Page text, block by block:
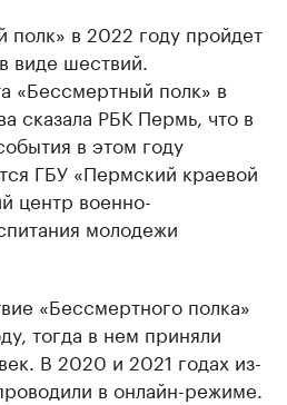
полк» в 2022 году пройдет
виде шествий.
«Бессмертный полк» в
сказала РБК Пермь, что в
в этом году
ГБУ «Пермский краевой
центр военно-
молодежи
«Бессмертного полка»
тогда в нем приняли
В 2020 и 2021 годах из-
в онлайн-режиме.